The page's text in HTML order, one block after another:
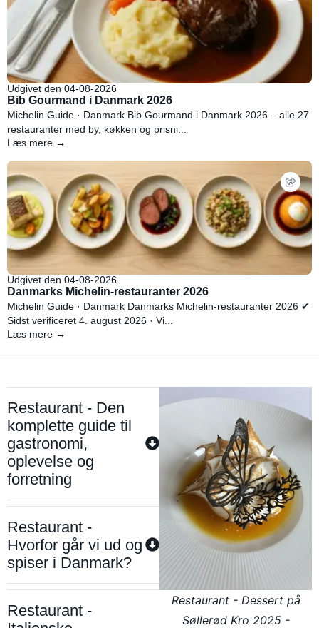
Udgivet den 04-08-2026
Bib Gourmand i Danmark 2026
Michelin Guide · Danmark Bib Gourmand i Danmark 2026 – alle 27
restauranter med by, køkken og prisni...
Læs mere →
Udgivet den 04-08-2026
Danmarks Michelin-restauranter 2026
Michelin Guide · Danmark Danmarks Michelin-restauranter 2026 ✔
Sidst verificeret 4. august 2026 · Vi...
Læs mere →
Restaurant - Den
komplette guide til
gastronomi,
oplevelse og
forretning
Restaurant -
Hvorfor går vi ud og
spiser i Danmark?
Restaurant -
Restaurant - Dessert på
Søllerød Kro 2025 -